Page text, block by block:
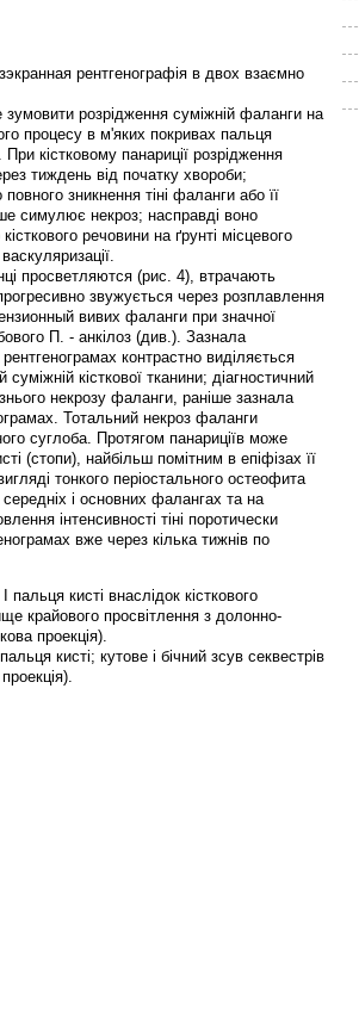
рентгенографія в двох взаємно
розрідження суміжній фаланги на
процесу в м'яких покривах пальця
кістковому панариції розрідження
тиждень від початку хвороби;
зникнення тіні фаланги або її
симулює некроз; насправді воно
речовини на ґрунті місцевого
просветляются (рис. 4), втрачають
звужується через розплавлення
вивих фаланги при значної
П. - анкілоз (див.). Зазнала
контрастно виділяється
кісткової тканини; діагностичний
некрозу фаланги, раніше зазнала
Тотальний некроз фаланги
суглоба. Протягом панариціїв може
(стопи), найбільш помітним в епіфізах її
тонкого періостального остеофита
і основних фалангах та на
інтенсивності тіні поротически
вже через кілька тижнів по
кисті внаслідок кісткового
крайового просвітлення з долонно-
проекція).
кисті; кутове і бічний зсув секвестрів